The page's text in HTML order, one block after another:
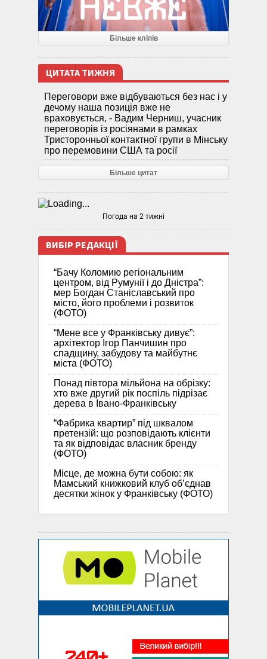
Більше кліпів
ЦИТАТА ТИЖНЯ
Переговори вже відбуваються без нас і у
дечому наша позиція вже не
враховується, - Вадим Черниш, учасник
переговорів із росіянами в рамках
Тристоронньої контактної групи в Мінську
про перемовини США та росії
Більше цитат
Погода на 2 тижні
ВИБІР РЕДАКЦІЇ
“Бачу Коломию регіональним
центром, від Румунії і до Дністра”:
мер Богдан Станіславський про
місто, його проблеми і розвиток
(ФОТО)
“Мене все у Франківську дивує”:
архітектор Ігор Панчишин про
спадщину, забудову та майбутнє
міста (ФОТО)
Понад півтора мільйона на обрізку:
хто вже другий рік поспіль підрізає
дерева в Івано-Франківську
“Фабрика квартир” під шквалом
претензій: що розповідають клієнти
та як відповідає власник бренду
(ФОТО)
Місце, де можна бути собою: як
Мамський книжковий клуб об’єднав
десятки жінок у Франківську (ФОТО)